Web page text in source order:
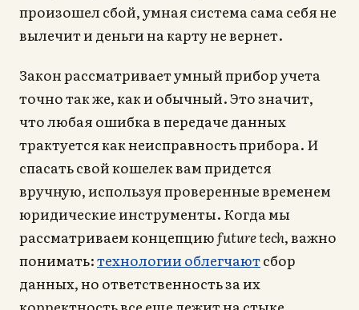
произошел сбой, умная система сама себя не
вылечит и деньги на карту не вернет.
Закон рассматривает умный прибор учета
точно так же, как и обычный. Это значит,
что любая ошибка в передаче данных
трактуется как неисправность прибора. И
спасать свой кошелек вам придется
вручную, используя проверенные временем
юридические инструменты. Когда мы
рассматриваем концепциюfuture tech, важно
понимать:технологии облегчаютсбор
данных, но ответственность за их